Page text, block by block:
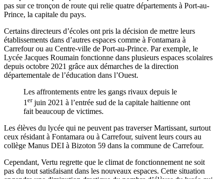
pas sur ce tronçon de route qui relie quatre départements à Port-au-
Prince, la capitale du pays.
Certains directeurs d’écoles ont pris la décision de mettre leurs
établissements dans d’autres espaces comme à Fontamara à
Carrefour ou au Centre-ville de Port-au-Prince. Par exemple, le
Lycée Jacques Roumain fonctionne dans plusieurs espaces scolaires
depuis octobre 2021 grâce aux démarches de la direction
départementale de l’éducation dans l’Ouest.
Les affrontements entre les gangs rivaux depuis le
1 erjuin 2021 à l’entrée sud de la capitale haïtienne ont
fait beaucoup de victimes.
Les élèves du lycée qui ne peuvent pas traverser Martissant, surtout
ceux résidant à Fontamara ou à Carrefour, suivent leurs cours au
collège Manus DEI à Bizoton 59 dans la commune de Carrefour.
Cependant, Vertu regrette que le climat de fonctionnement ne soit
pas du tout satisfaisant dans les nouveaux espaces. Cette situation